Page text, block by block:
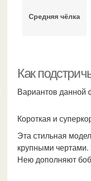
Средняя чёлка
Как
Вариантов данной
Короткая и
Эта стильная
крупными чертами.
Нею дополняют